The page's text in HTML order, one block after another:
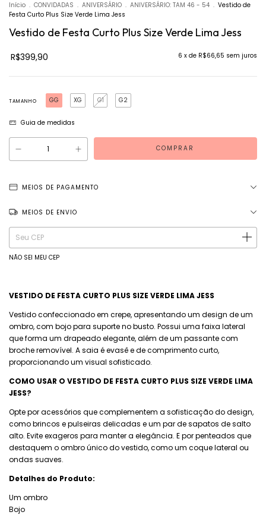
Início . CONVIDADAS . ANIVERSÁRIO . ANIVERSÁRIO: TAM 46 - 54 . Vestido de
Festa Curto Plus Size Verde Lima Jess
Vestido de Festa Curto Plus Size Verde Lima Jess
R$399,90 6 x de R$66,65 sem juros
TAMANHO GG XG G1 G2
Guia de medidas
MEIOS DE PAGAMENTO
MEIOS DE ENVIO
Entregas para o CEP:
ALTERAR CEP
NÃO SEI MEU CEP
VESTIDO DE FESTA CURTO PLUS SIZE VERDE LIMA JESS
Vestido confeccionado em crepe, apresentando um design de um
ombro, com bojo para suporte no busto. Possui uma faixa lateral
que forma um drapeado elegante, além de um passante com
broche removível. A saia é evasê e de comprimento curto,
proporcionando um visual sofisticado.
COMO USAR O VESTIDO DE FESTA CURTO PLUS SIZE VERDE LIMA
JESS?
Opte por acessórios que complementem a sofisticação do design,
como brincos e pulseiras delicadas e um par de sapatos de salto
alto. Evite exageros para manter a elegância. E por penteados que
destaquem o ombro único do vestido, como um coque lateral ou
ondas suaves.
Detalhes do Produto:
Um ombro
Bojo